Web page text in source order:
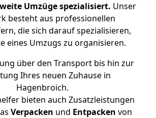
Umzüge spezialisiert. Unser
besteht aus professionellen
die sich darauf spezialisieren,
eines Umzugs zu organisieren.
über den Transport bis hin zur
Ihres neuen Zuhause in
Hagenbroich.
bieten auch Zusatzleistungen
Verpacken und Entpacken von